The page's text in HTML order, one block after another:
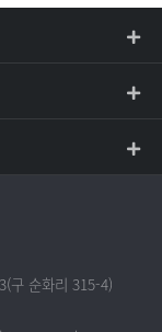
구 순화리 315-4)